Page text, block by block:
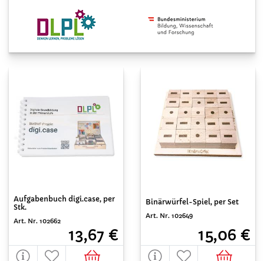
Aufgabenbuch digi.case, per
Stk.
Art. Nr. 102662
13,67 €
Binärwürfel-Spiel, per Set
Art. Nr. 102649
15,06 €